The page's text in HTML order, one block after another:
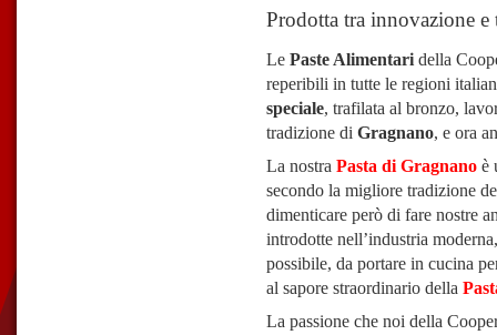
Prodotta tra innovazione e
Le Paste Alimentari della
reperibili in tutte le regioni
speciale, trafilata al bronzo,
tradizione di Gragnano, e ora
La nostra Pasta di Gragnanoè
secondo la migliore tradizione
dimenticare però di fare nostre
introdotte nell’industria
possibile, da portare in cucina
al sapore straordinario della
La passione che noi della